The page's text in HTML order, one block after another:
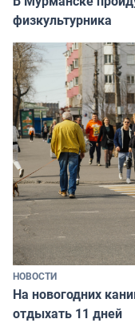
физкультурника
НОВОСТИ
На новогодних
отдыхать 11 дней